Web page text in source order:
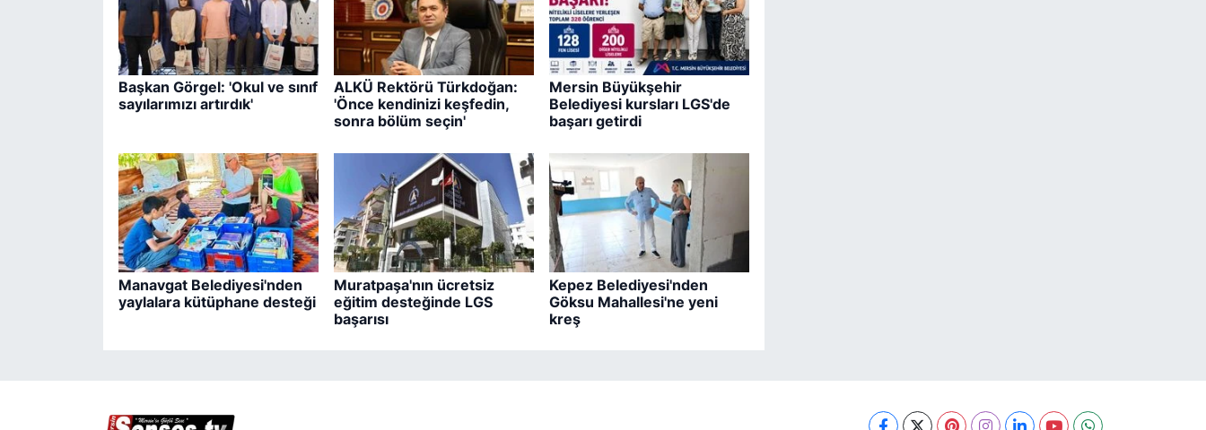
Başkan Görgel: 'Okul ve sınıf
sayılarımızı artırdık'
ALKÜ Rektörü Türkdoğan:
'Önce kendinizi keşfedin,
sonra bölüm seçin'
Mersin Büyükşehir
Belediyesi kursları LGS'de
başarı getirdi
Manavgat Belediyesi'nden
yaylalara kütüphane desteği
Muratpaşa'nın ücretsiz
eğitim desteğinde LGS
başarısı
Kepez Belediyesi'nden
Göksu Mahallesi'ne yeni
kreş